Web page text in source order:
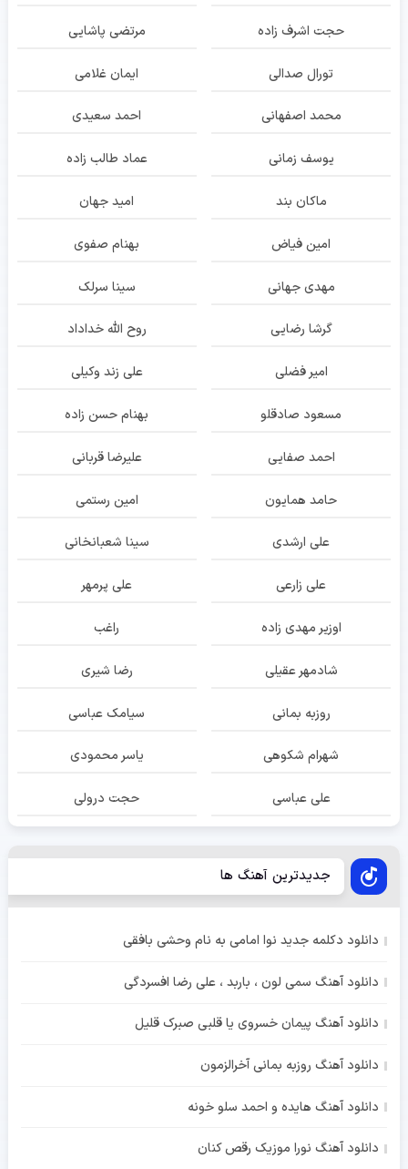
حجت اشرف زاده مرتضی پاشایی
تورال صدالی ایمان غلامی
محمد اصفهانی احمد سعیدی
یوسف زمانی عماد طالب زاده
ماکان بند امید جهان
امین فیاض بهنام صفوی
مهدی جهانی سینا سرلک
گرشا رضایی روح الله خداداد
امیر فضلی علی زند وکیلی
مسعود صادقلو بهنام حسن زاده
احمد صفایی علیرضا قربانی
حامد همایون امین رستمی
علی ارشدی سینا شعبانخانی
علی زارعی علی پرمهر
اوزیر مهدی زاده راغب
شادمهر عقیلی رضا شیری
روزبه بمانی سیامک عباسی
شهرام شکوهی یاسر محمودی
علی عباسی حجت درولی
جدیدترین آهنگ ها
دانلود دکلمه جدید نوا امامی به نام وحشی بافقی
دانلود آهنگ سمی لون ، باربد ، علی رضا افسردگی
دانلود آهنگ پیمان خسروی یا قلبی صبرک قلیل
دانلود آهنگ روزبه بمانی آخرالزمون
دانلود آهنگ هایده و احمد سلو خونه
دانلود آهنگ نورا موزیک رقص کنان